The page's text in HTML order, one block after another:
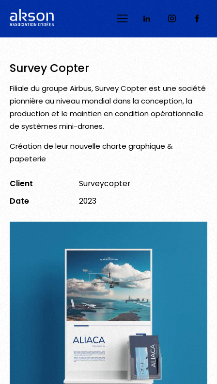
Survey Copter
Filiale du groupe Airbus, Survey Copter est une société
pionnière au niveau mondial dans la conception, la
production et le maintien en condition opérationnelle
de systèmes mini-drones.
Création de leur nouvelle charte graphique &
papeterie
Client
Surveycopter
Date
2023